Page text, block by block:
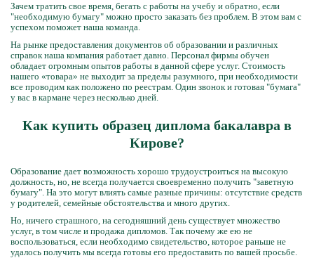
Зачем тратить свое время, бегать с работы на учебу и обратно, если
"необходимую бумагу" можно просто заказать без проблем. В этом вам с
успехом поможет наша команда.
На рынке предоставления документов об образовании и различных
справок наша компания работает давно. Персонал фирмы обучен
обладает огромным опытов работы в данной сфере услуг. Стоимость
нашего «товара» не выходит за пределы разумного, при необходимости
все проводим как положено по реестрам. Один звонок и готовая "бумага"
у вас в кармане через несколько дней.
Как купить образец диплома бакалавра в
Кирове?
Образование дает возможность хорошо трудоустроиться на высокую
должность, но, не всегда получается своевременно получить "заветную
бумагу". На это могут влиять самые разные причины: отсутствие средств
у родителей, семейные обстоятельства и много других.
Но, ничего страшного, на сегодняшний день существует множество
услуг, в том числе и продажа дипломов. Так почему же ею не
воспользоваться, если необходимо свидетельство, которое раньше не
удалось получить мы всегда готовы его предоставить по вашей просьбе.